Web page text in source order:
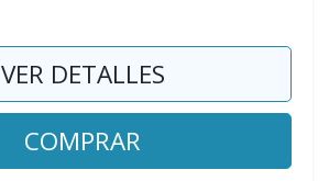
VER DETALLES
COMPRAR